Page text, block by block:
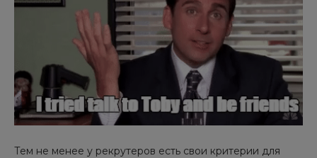
Тем не менее у рекрутеров есть свои критерии для